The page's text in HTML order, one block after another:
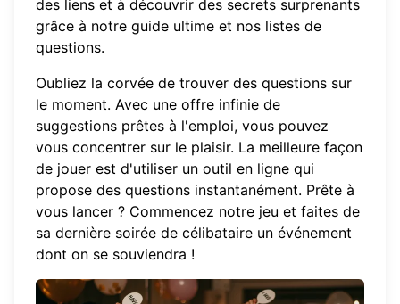
des liens et à découvrir des secrets surprenants
grâce à notre guide ultime et nos listes de
questions.
Oubliez la corvée de trouver des questions sur
le moment. Avec une offre infinie de
suggestions prêtes à l'emploi, vous pouvez
vous concentrer sur le plaisir. La meilleure façon
de jouer est d'utiliser un outil en ligne qui
propose des questions instantanément. Prête à
vous lancer ? Commencez notre jeu et faites de
sa dernière soirée de célibataire un événement
dont on se souviendra !